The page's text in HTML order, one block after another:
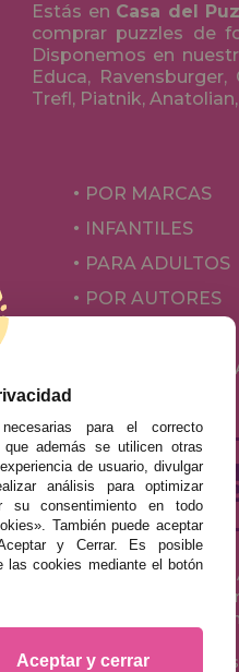
Estás en Casa del
comprar puzzles de
Disponemos en
Educa,
Trefl, Piatnik,
POR MARCAS
INFANTILES
PARA ADULTOS
POR AUTORES
JUEGOS DE
territorio español: Álava,
Cuenca, Gerona,
Palencia, Pontevedra,
y cuando el pedido
para el correcto
además se utilicen otras
de usuario, divulgar
análisis para optimizar
su consentimiento en todo
También puede aceptar
y Cerrar. Es posible
las cookies mediante el botón
Aceptar y cerrar